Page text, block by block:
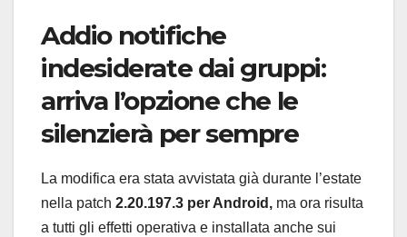
Addio notifiche
indesiderate dai gruppi:
arriva l’opzione che le
silenzierà per sempre
La modifica era stata avvistata già durante l’estate
nella patch 2.20.197.3 per Android, ma ora risulta
a tutti gli effetti operativa e installata anche sui